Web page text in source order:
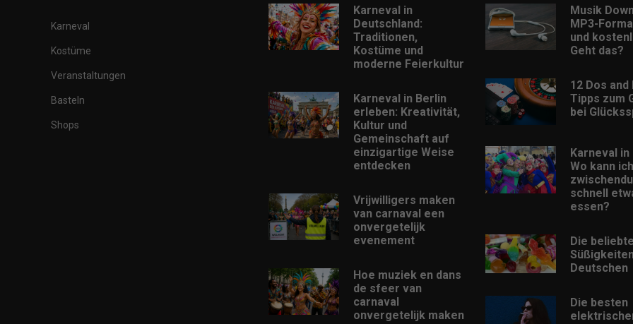
Karneval
Kostüme
Veranstaltungen
Basteln
Shops
Karneval in
Deutschland:
Traditionen,
Kostüme und
moderne Feierkultur
Karneval in Berlin
erleben: Kreativität,
Kultur und
Gemeinschaft auf
einzigartige Weise
entdecken
Vrijwilligers maken
van carnaval een
onvergetelijk
evenement
Hoe muziek en dans
de sfeer van
carnaval
onvergetelijk maken
Musik
MP3-
und
Geht das?
12 Dos and
Tipps zum
bei
Karneval
Wo kann ich
schnell
essen?
Die
Deutschen
Die besten